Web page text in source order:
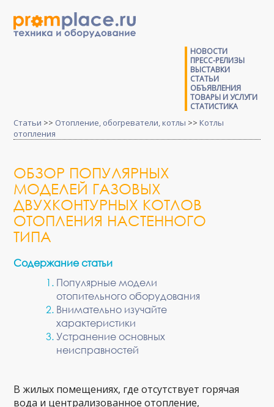
НОВОСТИ
ПРЕСС-РЕЛИЗЫ
ВЫСТАВКИ
СТАТЬИ
ОБЪЯВЛЕНИЯ
ТОВАРЫ И УСЛУГИ
СТАТИСТИКА
Статьи >> Отопление, обогреватели, котлы >> Котлы
отопления
ОБЗОР ПОПУЛЯРНЫХ
МОДЕЛЕЙ ГАЗОВЫХ
ДВУХКОНТУРНЫХ КОТЛОВ
ОТОПЛЕНИЯ НАСТЕННОГО
ТИПА
Содержание статьи
Популярные модели
отопительного оборудования
Внимательно изучайте
характеристики
Устранение основных
неисправностей
В жилых помещениях, где отсутствует горячая
вода и централизованное отопление,